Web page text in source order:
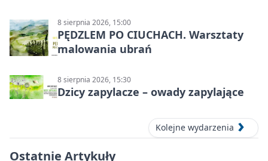
8 sierpnia 2026, 15:00
PĘDZLEM PO CIUCHACH. Warsztaty
malowania ubrań
8 sierpnia 2026, 15:30
Dzicy zapylacze – owady zapylające
Kolejne wydarzenia
Ostatnie Artykuły